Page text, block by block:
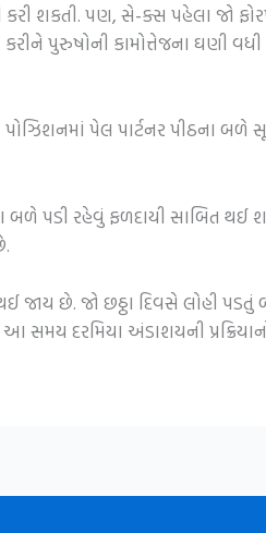
શકતી. પણ, સે-ક્સ પહેલા જો
પુરુષોની કામોત્તેજના ઘણી વધી
પેલ પાર્ટનર પીઠના
બળે પડી રહેવું ફળદાયી સાબિત
જાય છે. જો છઠ્ઠા દિવસે લોહી
સમય દરમિયા અંડાશયની